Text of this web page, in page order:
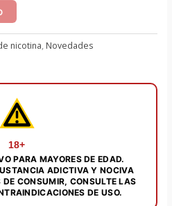
nicotina, Novedades
18+
PARA MAYORES DE EDAD.
ADICTIVA Y NOCIVA
CONSUMIR, CONSULTE LAS
DE USO.